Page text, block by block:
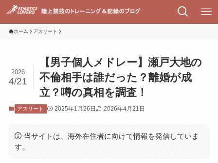
ホーム アスリート
【男子個人メドレー】瀬戸大地の
不倫相手は誰だった？離婚が成
立？噂の真相を調査！
2026
4/21
アスリート 2025年1月26日 2026年4月21日
当サイトは、海外在住者に向けて情報を発信していま
す。